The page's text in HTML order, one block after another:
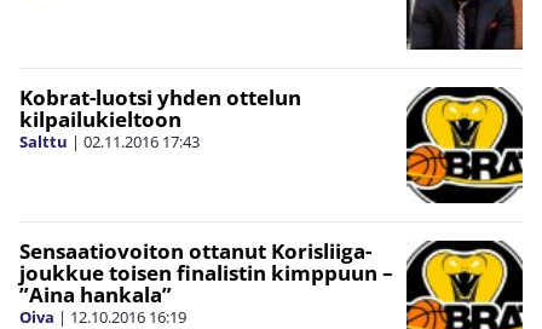
Kobrat-luotsi yhden ottelun
kilpailukieltoon
Salttu | 02.11.2016 17:43
Sensaatiovoiton ottanut Korisliiga-
joukkue toisen finalistin kimppuun –
”Aina hankala”
Oiva | 12.10.2016 16:19